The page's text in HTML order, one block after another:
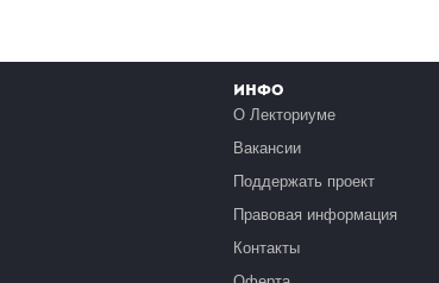
Инфо
О Лекториуме
Вакансии
Поддержать проект
Правовая информация
Контакты